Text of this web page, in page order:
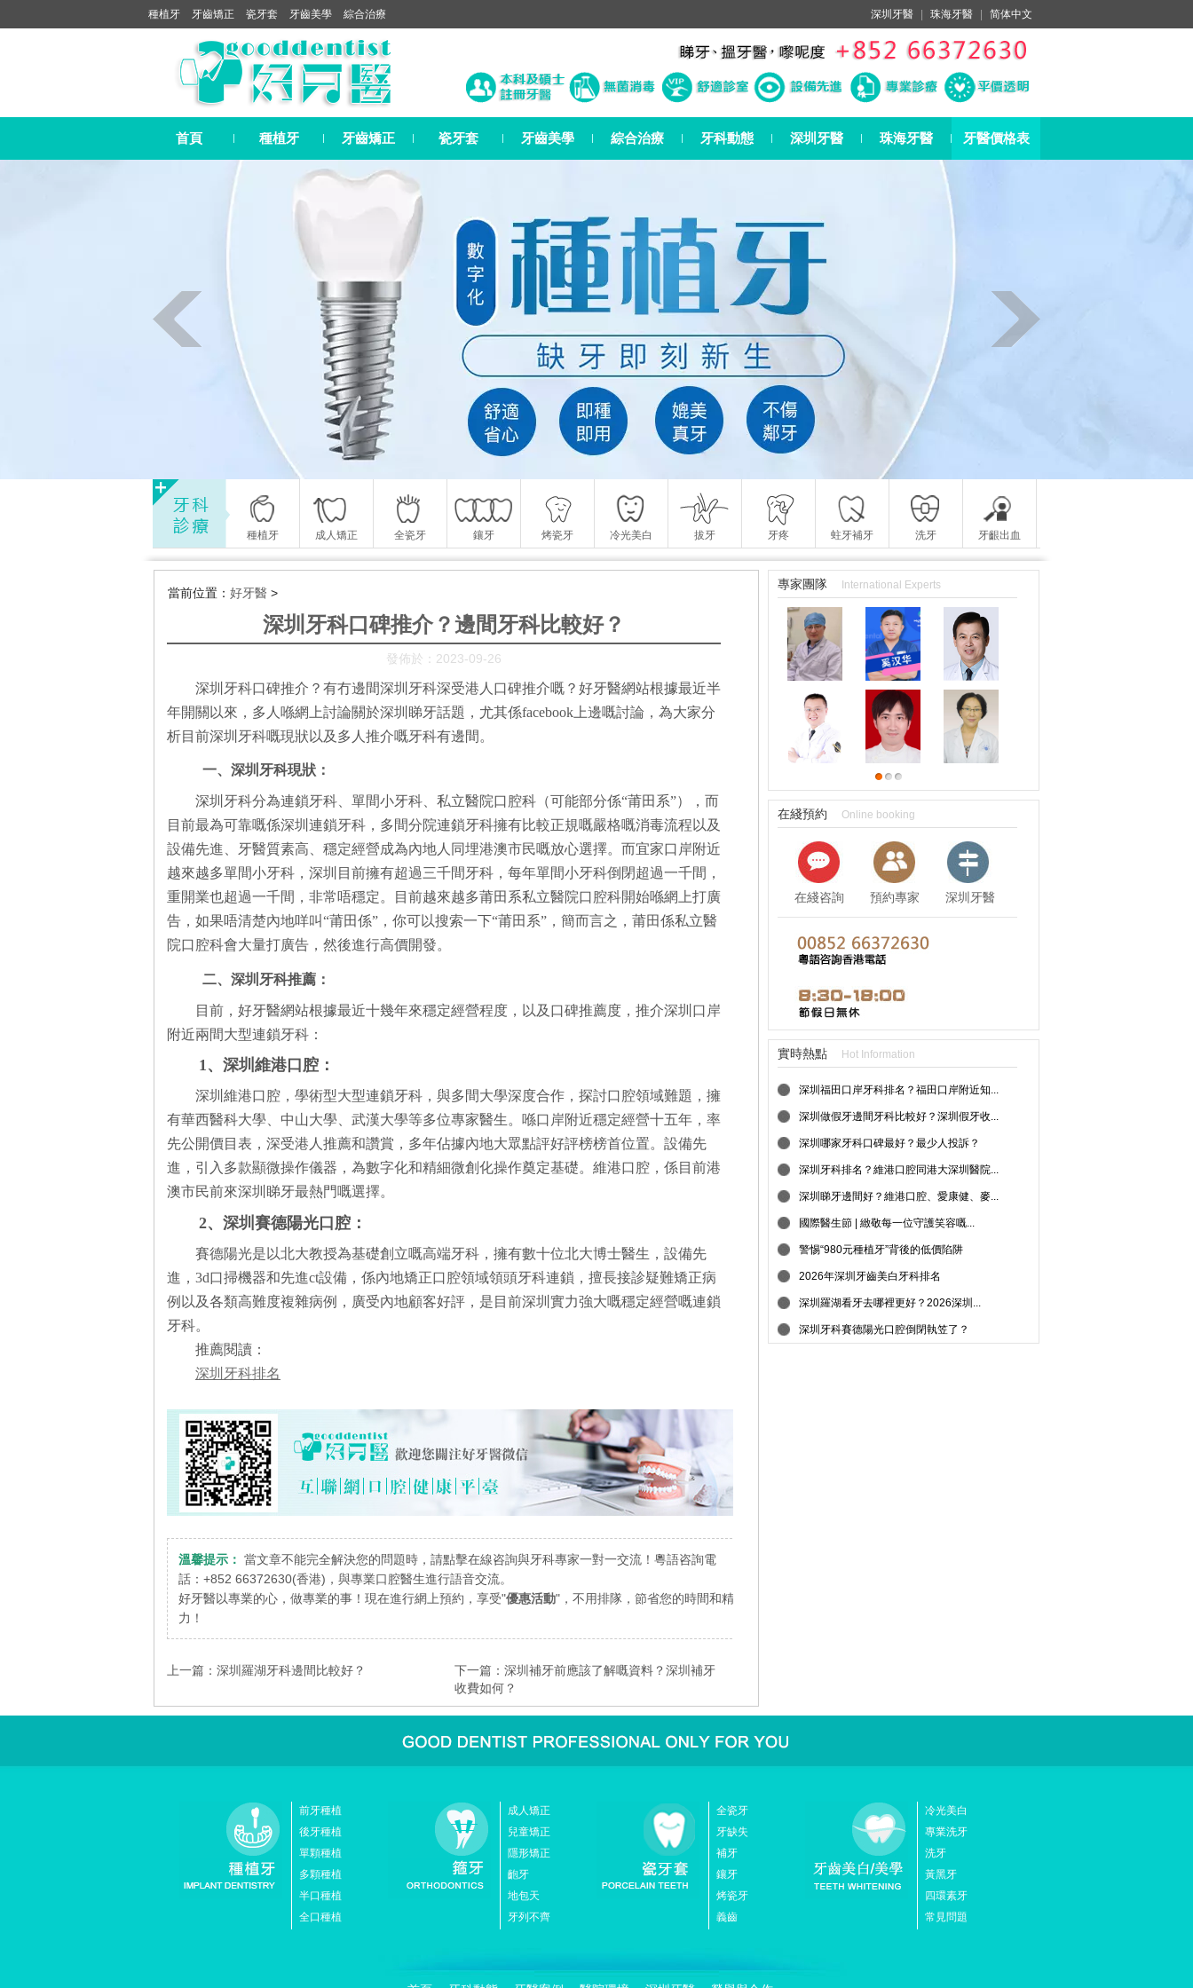
種植牙 牙齒矯正 瓷牙套 牙齒美學 綜合治療 深圳牙醫 珠海牙醫 简体中文
首頁 種植牙 牙齒矯正 瓷牙套 牙齒美學 綜合治療 牙科動態 深圳牙醫 珠海牙醫 牙醫價格表
種植牙 成人矯正 全瓷牙 鑲牙 烤瓷牙 冷光美白 拔牙 牙疼 蛀牙補牙 洗牙 牙齦出血
當前位置： 好牙醫 >
深圳牙科口碑推介？邊間牙科比較好？
發佈於：2023-09-26
深圳牙科口碑推介？有冇邊間深圳牙科深受港人口碑推介嘅？好牙醫網站根據最近半
年開關以來，多人喺網上討論關於深圳睇牙話題，尤其係facebook上邊嘅討論，為大家分
析目前深圳牙科嘅現狀以及多人推介嘅牙科有邊間。
一、深圳牙科現狀：
深圳牙科分為連鎖牙科、單間小牙科、私立醫院口腔科（可能部分係“莆田系”），而
目前最為可靠嘅係深圳連鎖牙科，多間分院連鎖牙科擁有比較正規嘅嚴格嘅消毒流程以及
設備先進、牙醫質素高、穩定經營成為內地人同埋港澳市民嘅放心選擇。而宜家口岸附近
越來越多單間小牙科，深圳目前擁有超過三千間牙科，每年單間小牙科倒閉超過一千間，
重開業也超過一千間，非常唔穩定。目前越來越多莆田系私立醫院口腔科開始喺網上打廣
告，如果唔清楚內地咩叫“莆田係”，你可以搜索一下“莆田系”，簡而言之，莆田係私立醫
院口腔科會大量打廣告，然後進行高價開發。
二、深圳牙科推薦：
目前，好牙醫網站根據最近十幾年來穩定經營程度，以及口碑推薦度，推介深圳口岸
附近兩間大型連鎖牙科：
1、深圳維港口腔：
深圳維港口腔，學術型大型連鎖牙科，與多間大學深度合作，探討口腔領域難題，擁
有華西醫科大學、中山大學、武漢大學等多位專家醫生。喺口岸附近穩定經營十五年，率
先公開價目表，深受港人推薦和讚賞，多年佔據內地大眾點評好評榜榜首位置。設備先
進，引入多款顯微操作儀器，為數字化和精細微創化操作奠定基礎。維港口腔，係目前港
澳市民前來深圳睇牙最熱門嘅選擇。
2、深圳賽德陽光口腔：
賽德陽光是以北大教授為基礎創立嘅高端牙科，擁有數十位北大博士醫生，設備先
進，3d口掃機器和先進ct設備，係內地矯正口腔領域領頭牙科連鎖，擅長接診疑難矯正病
例以及各類高難度複雜病例，廣受內地顧客好評，是目前深圳實力強大嘅穩定經營嘅連鎖
牙科。
推薦閱讀：
深圳牙科排名
溫馨提示： 當文章不能完全解決您的問題時，請點擊在線咨詢與牙科專家一對一交流！粵語咨詢電
話：+852 66372630(香港)，與專業口腔醫生進行語音交流。
好牙醫以專業的心，做專業的事！現在進行網上預約，享受"優惠活動"，不用排隊，節省您的時間和精
力！
上一篇： 深圳羅湖牙科邊間比較好？ 下一篇：深圳補牙前應該了解嘅資料？深圳補牙
收費如何？
專家團隊 International Experts
在綫預約 Online booking
在綫咨詢 預約專家
深圳牙醫
實時熱點 Hot Information
深圳福田口岸牙科排名？福田口岸附近知...
深圳做假牙邊間牙科比較好？深圳假牙收...
深圳哪家牙科口碑最好？最少人投訴？
深圳牙科排名？維港口腔同港大深圳醫院...
深圳睇牙邊間好？維港口腔、愛康健、麥...
國際醫生節 | 緻敬每一位守護笑容嘅...
警惕“980元種植牙”背後的低價陷阱
2026年深圳牙齒美白牙科排名
深圳羅湖看牙去哪裡更好？2026深圳...
深圳牙科賽德陽光口腔倒閉執笠了？
前牙種植
後牙種植
單顆種植
多顆種植
半口種植
全口種植
成人矯正
兒童矯正
隱形矯正
齙牙
地包天
牙列不齊
全瓷牙
牙缺失
補牙
鑲牙
烤瓷牙
義齒
冷光美白
專業洗牙
洗牙
黃黑牙
四環素牙
常見問題